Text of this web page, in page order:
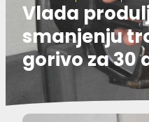
Vlada
smanjenju
gorivo za 30